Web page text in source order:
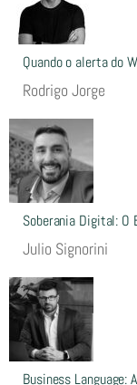
Quando o alerta do
Rodrigo Jorge
Soberania Digital: O
Julio Signorini
Business Language: